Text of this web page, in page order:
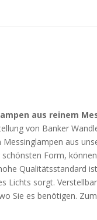
aus reinem
von Banker
aus
Form,
Qualitätsstandard
sorgt.
Sie es benötigen.